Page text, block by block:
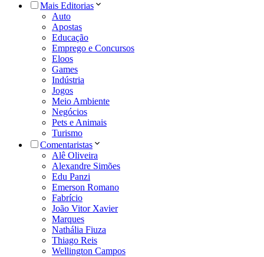
Mais Editorias
Auto
Apostas
Educação
Emprego e Concursos
Eloos
Games
Indústria
Jogos
Meio Ambiente
Negócios
Pets e Animais
Turismo
Comentaristas
Alê Oliveira
Alexandre Simões
Edu Panzi
Emerson Romano
Fabrício
João Vitor Xavier
Marques
Nathália Fiuza
Thiago Reis
Wellington Campos